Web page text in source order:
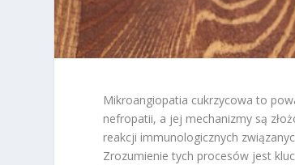
Mikroangiopatia cukrzycowa to
nefropatii, a jej mechanizmy są
reakcji immunologicznych
Zrozumienie tych procesów jest